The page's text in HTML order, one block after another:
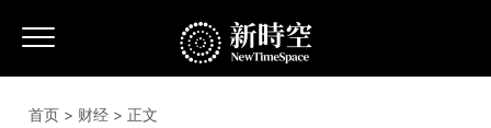
首页 > 财经 > 正文